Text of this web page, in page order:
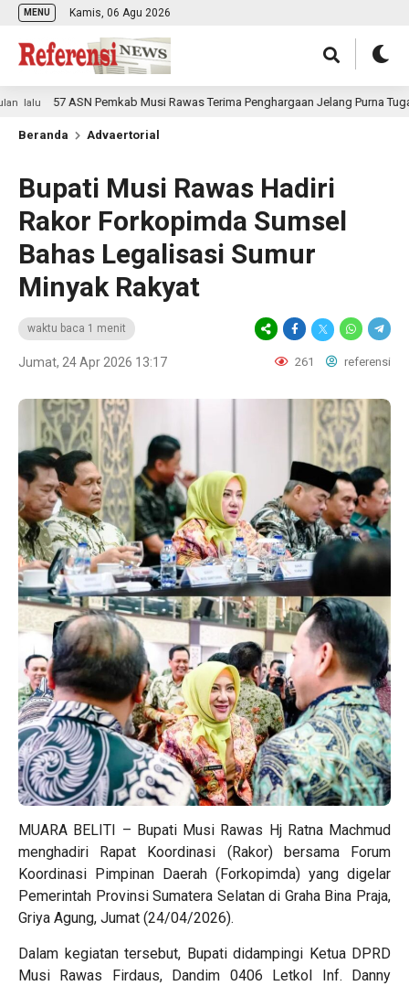
MENU Kamis, 06 Agu 2026
57 ASN Pemkab Musi Rawas Terima Penghargaan Jelang Purna Tugas
Beranda Advaertorial
Bupati Musi Rawas Hadiri
Rakor Forkopimda Sumsel
Bahas Legalisasi Sumur
Minyak Rakyat
waktu baca 1 menit
Jumat, 24 Apr 2026 13:17 261 referensi
MUARA BELITI – Bupati Musi Rawas Hj Ratna Machmud
menghadiri Rapat Koordinasi (Rakor) bersama Forum
Koordinasi Pimpinan Daerah (Forkopimda) yang digelar
Pemerintah Provinsi Sumatera Selatan di Graha Bina Praja,
Griya Agung, Jumat (24/04/2026).
Dalam kegiatan tersebut, Bupati didampingi Ketua DPRD
Musi Rawas Firdaus, Dandim 0406 Letkol Inf. Danny